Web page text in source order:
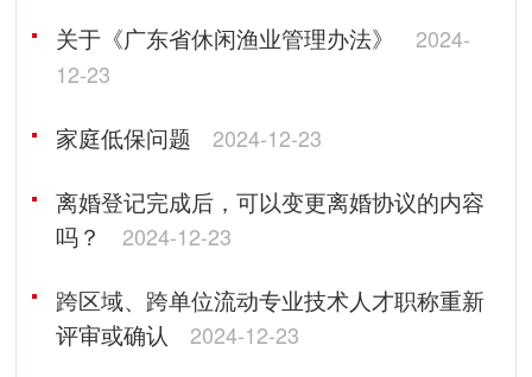
关于《广东省休闲渔业管理办法》
2024-
12-23
家庭低保问题 2024-12-23
离婚登记完成后，可以变更离婚协议的内容
吗？
2024-12-23
跨区域、跨单位流动专业技术人才职称重新
评审或确认
2024-12-23